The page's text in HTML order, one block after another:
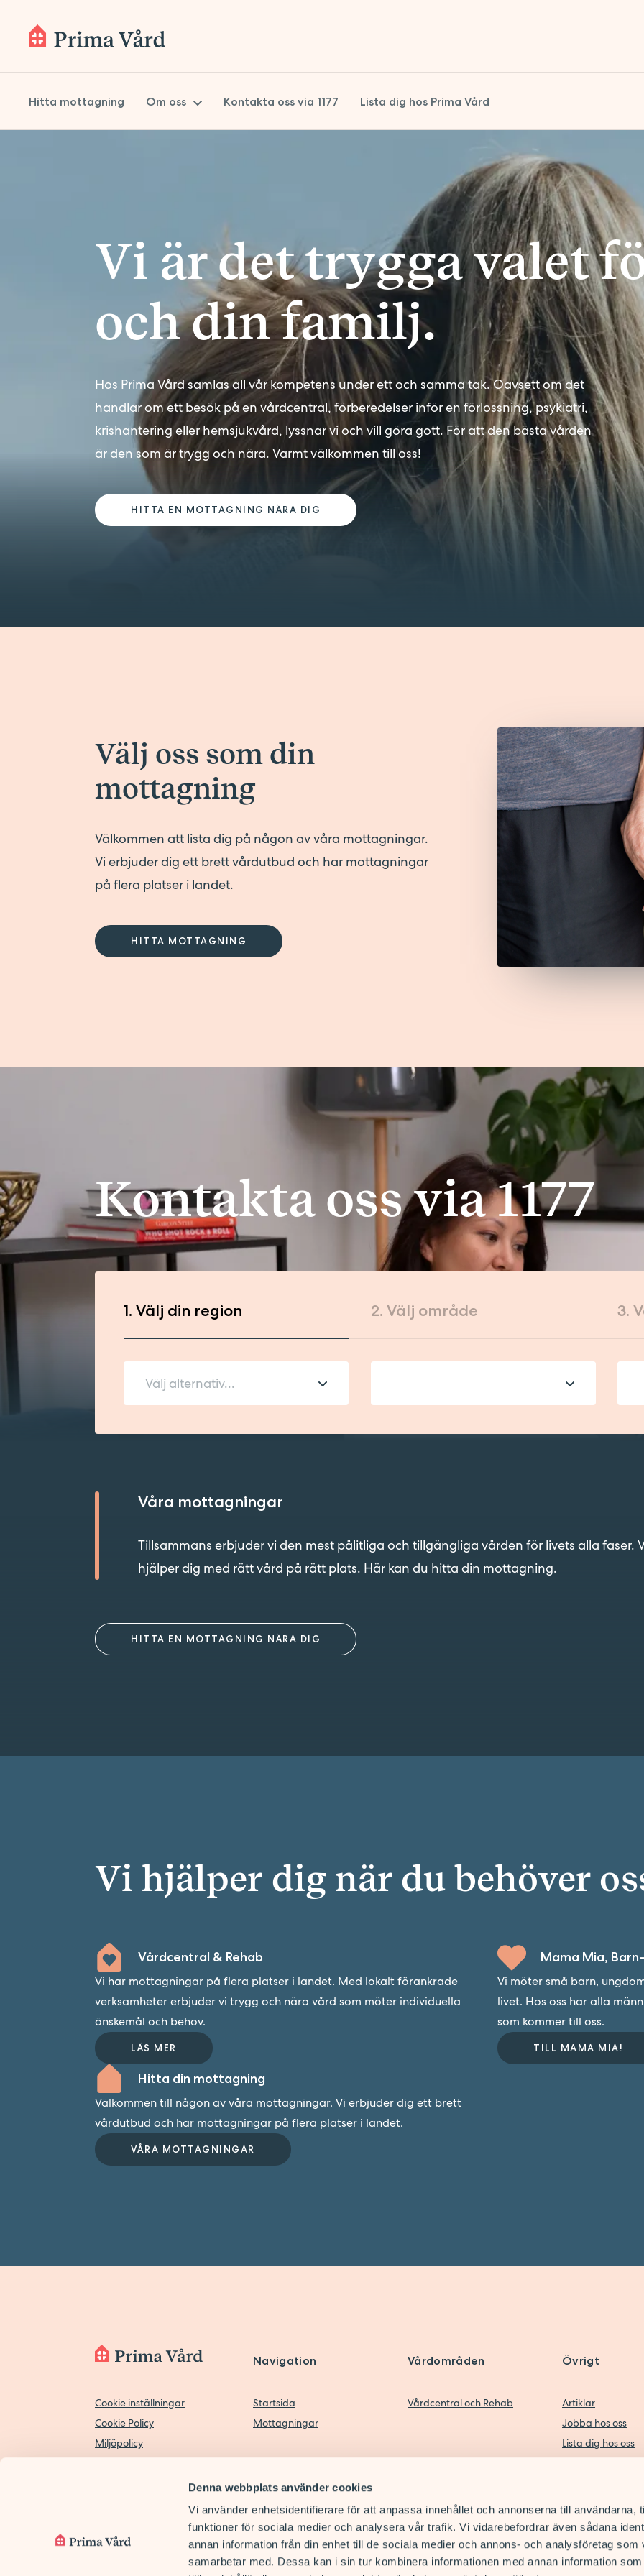
Denna webbplats använder cookies
Vi använder enhetsidentifierare för att anpassa innehållet och annonserna till användarna,
funktioner för sociala medier och analysera vår trafik. Vi vidarebefordrar även sådana
annan information från din enhet till de sociala medier och annons- och analysföretag som
samarbetar med. Dessa kan i sin tur kombinera informationen med annan information
Hitta mottagning Om oss
Kvalitetsarbete
Hållbarhet
Företagsförvärv
Kontakt
Synpunkter på vården
Pressrum
Kontakta oss via 1177 Lista dig hos Prima Vård
Vi är det trygga valet
och din familj.
Hos Prima Vård samlas all vår kompetens under ett och samma tak. Oavsett om det
handlar om ett besök på en vårdcentral, förberedelser inför en förlossning, psykiatri,
krishantering eller hemsjukvård, lyssnar vi och vill göra gott. För att den bästa vården
är den som är trygg och nära. Varmt välkommen till oss!
HITTA EN MOTTAGNING NÄRA DIG
Välj oss som din
mottagning
Välkommen att lista dig på någon av våra mottagningar.
Vi erbjuder dig ett brett vårdutbud och har mottagningar
på flera platser i landet.
HITTA MOTTAGNING
Kontakta oss via 1177
1. Välj din region
Välj alternativ...
Kronoberg
Värmland
Gävleborg
Västernorrland
2. Välj område 3.
Våra mottagningar
Tillsammans erbjuder vi den mest pålitliga och tillgängliga vården för livets alla faser.
hjälper dig med rätt vård på rätt plats. Här kan du hitta din mottagning.
HITTA EN MOTTAGNING NÄRA DIG
Vi hjälper dig när du behöver
Vårdcentral & Rehab
Vi har mottagningar på flera platser i landet. Med lokalt förankrade
verksamheter erbjuder vi trygg och nära vård som möter individuella
önskemål och behov.
LÄS MER
Hitta din mottagning
Välkommen till någon av våra mottagningar. Vi erbjuder dig ett brett
vårdutbud och har mottagningar på flera platser i landet.
VÅRA MOTTAGNINGAR
Mama Mia,
Vi möter små barn,
livet. Hos oss har alla
som kommer till oss.
TILL MAMA MIA!
Cookie inställningar
Cookie Policy
Miljöpolicy
Personuppgiftspolicy
Navigation
Startsida
Mottagningar
Vårdområden
Vårdcentral och Rehab
Övrigt
Artiklar
Jobba hos oss
Lista dig hos oss